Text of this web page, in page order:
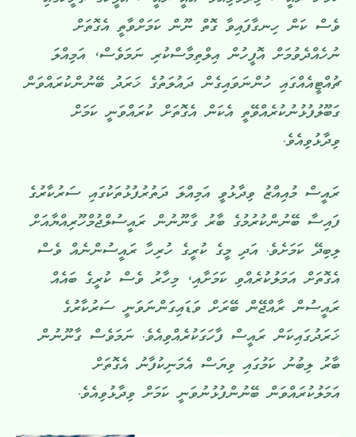
ވެސް ކަން ހިނގާފައިވާ ގޮތް ނޫން ކަމަށްވާތީ އެގޮތަށް
ނުހެއްދެވުމަށް އޮފީހުން އިލްތިމާސްކުރި ނަމަވެސް، އަމިއްލަ
ޗުއްޓީއެއްގައި ހުންނަވައިގެން ދައުލަތުގެ ޚަރަދު ބޭނުންކުރައްވަން
ގަބޫލުފުޅުނުކުރެއްވޭތީ އެކަން އެގޮތަށް ކުރައްވަނީ ކަމަށް
ވިދާޅުވިއެވެ.
ރައީސް މުއިއްޒު ވިދާޅުވީ އަމިއްލަ ދަތުރުފުޅުތަކުގައި ސަރުކާރުގެ
ފައިސާ ބޭނުންކުރުމުގެ ބާރު ގާނޫނުން ރައީސުލްޖުމްހޫރިއްޔާއަށް
ލިބިދޭ ކަމަށެވެ. އަދި މީގެ ކުރީގެ ހުރިހާ ރައީސުންނެއް ވެސް
އެގޮތަށް އަމަލުކުރެއްވި ކަމަށާއި، މިހާރު ވެސް ކުރީގެ ބައެއް
ރައީސުން ރާއްޖޭން ބޭރަށް ވަޑައިގަންނަވަނީ ސަރުކާރުގެ
ޚަރަދުގައިކަން ރައީސް ފާހަގަކުރެއްވިއެވެ. ނަމަވެސް ގާނޫނުން
ބާރު ލިބުނު ކަމުގައި ވިޔަސް އެމަނިކުފާނު އެގޮތަށް
އަމަލުކުރައްވަން ބޭނުންފުޅުނުވަނީ ކަމަށް ވިދާޅުވިއެވެ.